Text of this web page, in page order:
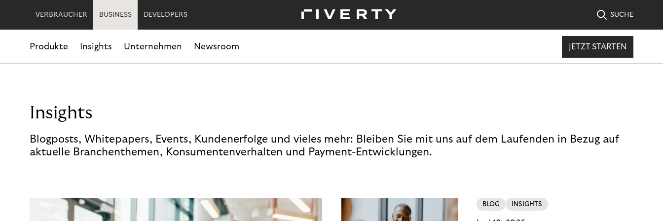
VERBRAUCHER BUSINESS DEVELOPERS SUCHE
Produkte Insights Unternehmen Newsroom JETZT STARTEN
Insights
Blogposts, Whitepapers, Events, Kundenerfolge und vieles mehr: Bleiben Sie mit uns auf dem Laufenden in Bezug auf
aktuelle Branchenthemen, Konsumentenverhalten und Payment-Entwicklungen.
BLOG INSIGHTS